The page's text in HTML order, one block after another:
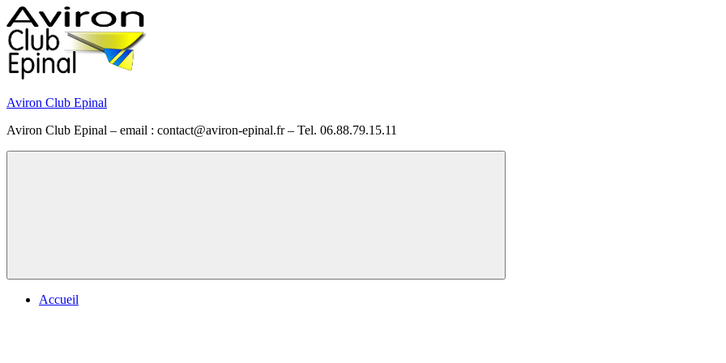
Skip
to
content
Aviron Club Epinal
Aviron Club Epinal – email : contact@aviron-epinal.fr – Tel. 06.88.79.15.11
Menu
Accueil